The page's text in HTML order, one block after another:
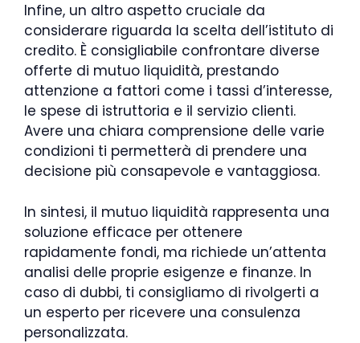
Infine, un altro aspetto cruciale da
considerare riguarda la scelta dell’istituto di
credito. È consigliabile confrontare diverse
offerte di mutuo liquidità, prestando
attenzione a fattori come i tassi d’interesse,
le spese di istruttoria e il servizio clienti.
Avere una chiara comprensione delle varie
condizioni ti permetterà di prendere una
decisione più consapevole e vantaggiosa.
In sintesi, il mutuo liquidità rappresenta una
soluzione efficace per ottenere
rapidamente fondi, ma richiede un’attenta
analisi delle proprie esigenze e finanze. In
caso di dubbi, ti consigliamo di rivolgerti a
un esperto per ricevere una consulenza
personalizzata.